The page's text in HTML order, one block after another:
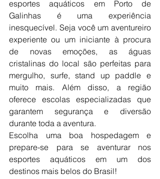
esportes aquáticos em Porto de
Galinhas é uma experiência
inesquecível. Seja você um aventureiro
experiente ou um iniciante à procura
de novas emoções, as águas
cristalinas do local são perfeitas para
mergulho, surfe, stand up paddle e
muito mais. Além disso, a região
oferece escolas especializadas que
garantem segurança e diversão
durante toda a aventura.
Escolha uma boa hospedagem e
prepare-se para se aventurar nos
esportes aquáticos em um dos
destinos mais belos do Brasil!